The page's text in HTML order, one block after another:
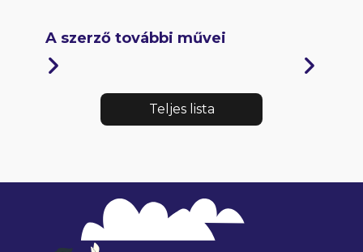
A szerző további művei
Teljes lista